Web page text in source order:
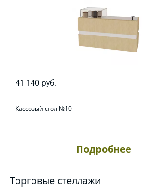
Подробнее
41 140 руб.
Кассовый стол №10
Торговые стеллажи